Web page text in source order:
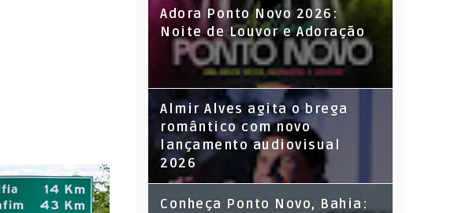
Adora Ponto Novo 2026:
Noite de Louvor e Adoração
Almir Alves agita o brega
romântico com novo
lançamento audiovisual
2026
Conheça Ponto Novo, Bahia: